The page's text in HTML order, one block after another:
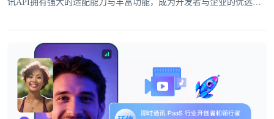
讯API拥有强大的适配能力与丰富功能，成为开发者与企业的优选方
天室、超级社区等多元沟通模型，从1V1私密聊天到万人群组互动，
从直播弹幕到远程问诊，多方面满足不同业务场景的通讯需求。